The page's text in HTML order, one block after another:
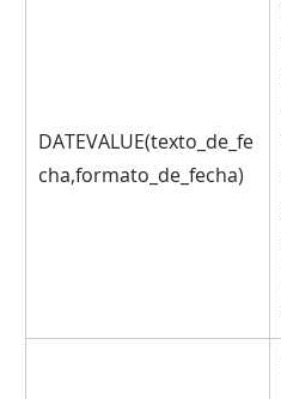
DATEVALUE(texto_de_fe
cha,formato_de_fecha)